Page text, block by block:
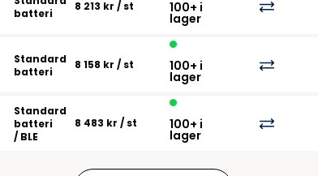
batteri
8 213 kr / st 100+ i
lager
Standard
batteri
8 158 kr / st 100+ i
lager
Standard
batteri
/ BLE
8 483 kr / st 100+ i
lager